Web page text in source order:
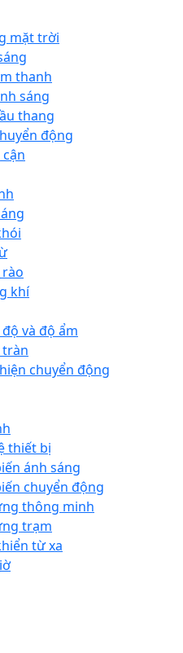
mặt trời
thanh
sáng
thang
động
khí
và độ ẩm
tràn
chuyển động
thiết bị
ánh sáng
chuyển động
thông minh
trạm
từ xa